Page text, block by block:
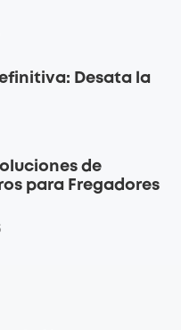
Desata la
de
para Fregadores